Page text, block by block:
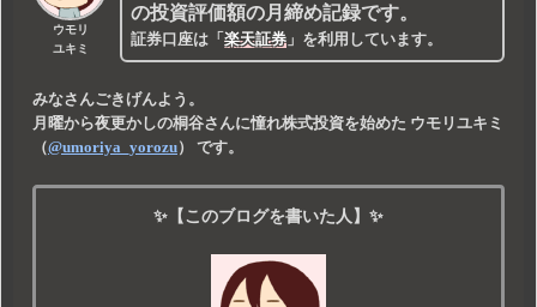
ウモリ
ユキミ
の投資評価額の月締め記録です。
証券口座は 「楽天証券 」 を利用しています。
みなさんごきげんよう。
月曜から夜更かしの桐谷さんに憧れ株式投資を始めた ウモリユキミ
（@umoriya_yorozu） です。
✨【このブログを書いた人】✨